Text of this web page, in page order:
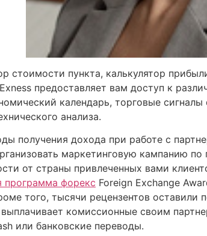
стоимости пункта, калькулятор
предоставляет вам доступ к
календарь, торговые сигналы
анализа.
получения дохода при работе с
маркетинговую кампанию
от страны привлеченных вами
программа форекс Foreign Exchange
того, тысячи рецензентов
комиссионные своим
или банковские переводы.